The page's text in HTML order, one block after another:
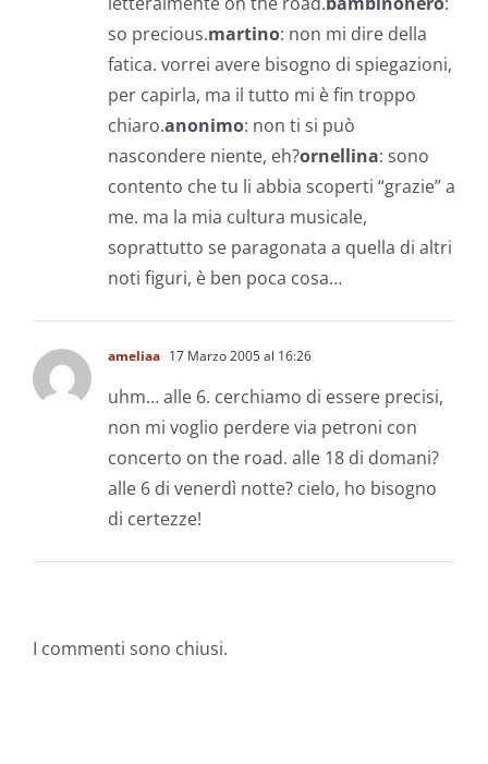
so precious.martino: non mi dire della
fatica. vorrei avere bisogno di spiegazioni,
per capirla, ma il tutto mi è fin troppo
chiaro.anonimo: non ti si può
nascondere niente, eh?ornellina: sono
contento che tu li abbia scoperti “grazie” a
me. ma la mia cultura musicale,
soprattutto se paragonata a quella di altri
noti figuri, è ben poca cosa…
ameliaa 17 Marzo 2005 al 16:26
uhm… alle 6. cerchiamo di essere precisi,
non mi voglio perdere via petroni con
concerto on the road. alle 18 di domani?
alle 6 di venerdì notte? cielo, ho bisogno
di certezze!
I commenti sono chiusi.